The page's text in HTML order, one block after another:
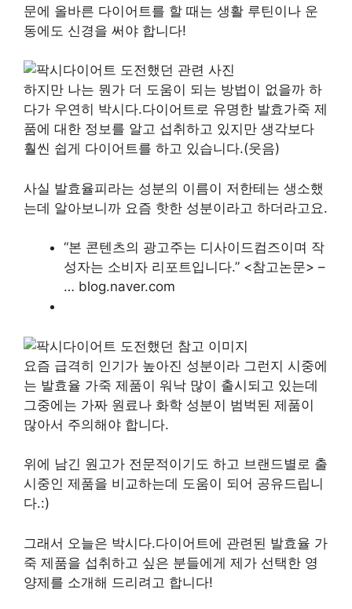
문에 올바른 다이어트를 할 때는 생활 루틴이나 운
동에도 신경을 써야 합니다!
하지만 나는 뭔가 더 도움이 되는 방법이 없을까 하
다가 우연히 박시다.다이어트로 유명한 발효가죽 제
품에 대한 정보를 알고 섭취하고 있지만 생각보다
훨씬 쉽게 다이어트를 하고 있습니다.(웃음)
사실 발효율피라는 성분의 이름이 저한테는 생소했
는데 알아보니까 요즘 핫한 성분이라고 하더라고요.
“본 콘텐츠의 광고주는 디사이드컴즈이며 작
성자는 소비자 리포트입니다.” <참고논문> –
… blog.naver.com
요즘 급격히 인기가 높아진 성분이라 그런지 시중에
는 발효율 가죽 제품이 워낙 많이 출시되고 있는데
그중에는 가짜 원료나 화학 성분이 범벅된 제품이
많아서 주의해야 합니다.
위에 남긴 원고가 전문적이기도 하고 브랜드별로 출
시중인 제품을 비교하는데 도움이 되어 공유드립니
다.:)
그래서 오늘은 박시다.다이어트에 관련된 발효율 가
죽 제품을 섭취하고 싶은 분들에게 제가 선택한 영
양제를 소개해 드리려고 합니다!